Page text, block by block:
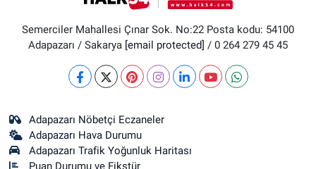
Semerciler Mahallesi Çınar Sok. No:22 Posta kodu: 54100
Adapazarı / Sakarya [email protected] / 0 264 279 45 45
Adapazarı Nöbetçi Eczaneler
Adapazarı Hava Durumu
Adapazarı Trafik Yoğunluk Haritası